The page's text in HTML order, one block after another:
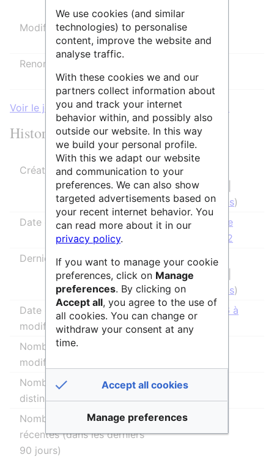
Modifier
Autoriser tous les utilisateurs
(infini)
Renommer
(infini)
Voir le journal des protections pour cette page.
Historique des modifications
Créateur de la page
IsabelleCao
(discussion
contributions)
Date de création de la page
14 novembre
2025 à 17:42
Dernier rédacteur
IsabelleCao
(discussion
contributions)
Date de la dernière
modification
19 juin 2026 à
12:51
Nombre total de
modifications
Nombre total d’auteurs
distincts
1
Nombre de modifications
récentes (dans les derniers
90 jours)
1
We use cookies (and similar
technologies) to personalise
content, improve the website and
analyse traffic.
With these cookies we and our
partners collect information about
you and track your internet
behavior within, and possibly also
outside our website. In this way
we build your personal profile.
With this we adapt our website
and communication to your
preferences. We can also show
targeted advertisements based on
your recent internet behavior. You
can read more about it in our
privacy policy.
If you want to manage your cookie
preferences, click on Manage
preferences. By clicking on
Accept all, you agree to the use of
all cookies. You can change or
withdraw your consent at any
time.
Accept all cookies
Manage preferences